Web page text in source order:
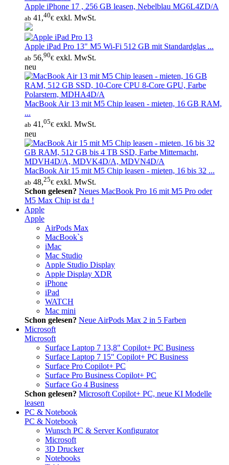
Apple iPhone 17 , 256 GB leasen, Nebelblau MG6L4ZD/A
ab 41,40€ exkl. MwSt.
Apple iPad Pro 13" M5 Wi‑Fi 512 GB mit Standardglas ...
ab 56,90€ exkl. MwSt.
neu
MacBook Air 13 mit M5 Chip leasen - mieten, 16 GB RAM,
...
ab 41,05€ exkl. MwSt.
neu
MacBook Air 15 mit M5 Chip leasen - mieten, 16 bis 32 ...
ab 48,25€ exkl. MwSt.
Schon gelesen? Neues MacBook Pro 16 mit M5 Pro oder
M5 Max Chip ist da !
Apple
Apple
AirPods Max
MacBook`s
iMac
Mac Studio
Apple Studio Display
Apple Display XDR
iPhone
iPad
WATCH
Mac mini
Schon gelesen? Neue AirPods Max 2 in 5 Farben
Microsoft
Microsoft
Surface Laptop 7 13,8" Copilot+ PC Business
Surface Laptop 7 15" Copilot+ PC Business
Surface Pro Copilot+ PC
Surface Pro Business Copilot+ PC
Surface Go 4 Business
Schon gelesen? Microsoft Copilot+ PC, neue KI Modelle
leasen
PC & Notebook
PC & Notebook
Wunsch PC & Server Konfigurator
Microsoft
3D Drucker
Notebooks